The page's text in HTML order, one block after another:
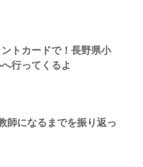
トカードで！長野県小
行ってくるよ
師になるまでを振り返っ